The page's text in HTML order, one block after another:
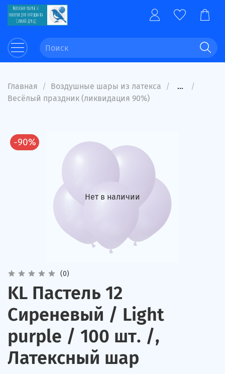
Главная Воздушные шары из латекса
...
Весёлый праздник (ликвидация 90%)
Нет в наличии
-90%
(0)
KL Пастель 12
Сиреневый / Light
purple / 100 шт. /,
Латексный шар